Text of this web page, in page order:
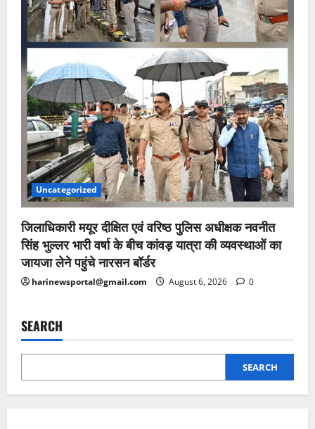
Uncategorized
जिलाधिकारी मयूर दीक्षित एवं वरिष्ठ पुलिस अधीक्षक नवनीत
सिंह भुल्लर भारी वर्षा के बीच कांवड़ यात्रा की व्यवस्थाओं का
जायजा लेने पहुंचे नारसन बॉर्डर
harinewsportal@gmail.com August 6, 2026 0
SEARCH
SEARCH